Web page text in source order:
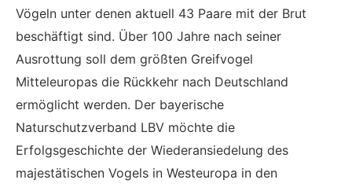
Vögeln unter denen aktuell 43 Paare mit der Brut
beschäftigt sind. Über 100 Jahre nach seiner
Ausrottung soll dem größten Greifvogel
Mitteleuropas die Rückkehr nach Deutschland
ermöglicht werden. Der bayerische
Naturschutzverband LBV möchte die
Erfolgsgeschichte der Wiederansiedelung des
majestätischen Vogels in Westeuropa in den